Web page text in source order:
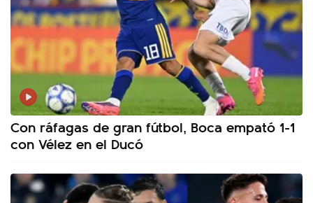
Con ráfagas de gran fútbol, Boca empató 1-1
con Vélez en el Ducó